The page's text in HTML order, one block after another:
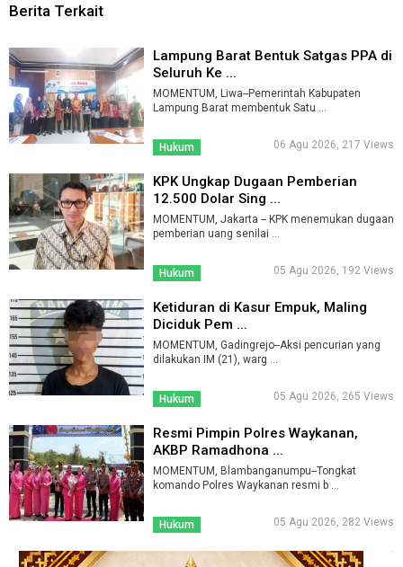
Berita Terkait
Lampung Barat Bentuk Satgas PPA di
Seluruh Ke ...
MOMENTUM, Liwa--Pemerintah Kabupaten
Lampung Barat membentuk Satu ...
Hukum 06 Agu 2026, 217 Views
KPK Ungkap Dugaan Pemberian
12.500 Dolar Sing ...
MOMENTUM, Jakarta -- KPK menemukan dugaan
pemberian uang senilai ...
Hukum 05 Agu 2026, 192 Views
Ketiduran di Kasur Empuk, Maling
Diciduk Pem ...
MOMENTUM, Gadingrejo--Aksi pencurian yang
dilakukan IM (21), warg ...
Hukum 05 Agu 2026, 265 Views
Resmi Pimpin Polres Waykanan,
AKBP Ramadhona ...
MOMENTUM, Blambanganumpu--Tongkat
komando Polres Waykanan resmi b ...
Hukum 05 Agu 2026, 282 Views